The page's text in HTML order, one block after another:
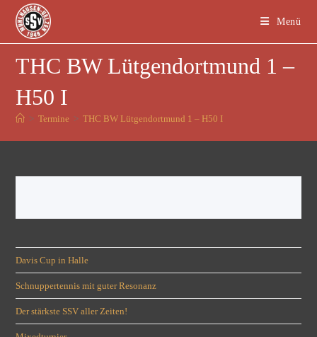
Menü
THC BW Lütgendortmund 1 –
H50 I
> Termine > THC BW Lütgendortmund 1 – H50 I
Davis Cup in Halle
Schnuppertennis mit guter Resonanz
Der stärkste SSV aller Zeiten!